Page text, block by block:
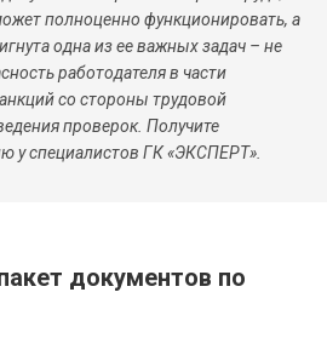
полноценно функционировать, а
одна из ее важных задач – не
работодателя в части
со стороны трудовой
проверок. Получите
у специалистов ГК «ЭКСПЕРТ».
документов по